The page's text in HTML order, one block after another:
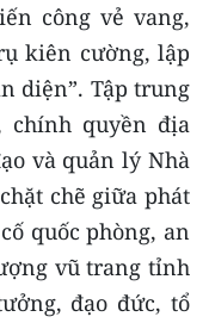
công vẻ vang,
kiên cường, lập
diện”. Tập trung
chính quyền địa
và quản lý Nhà
chẽ giữa phát
quốc phòng, an
vũ trang tỉnh
đạo đức, tổ